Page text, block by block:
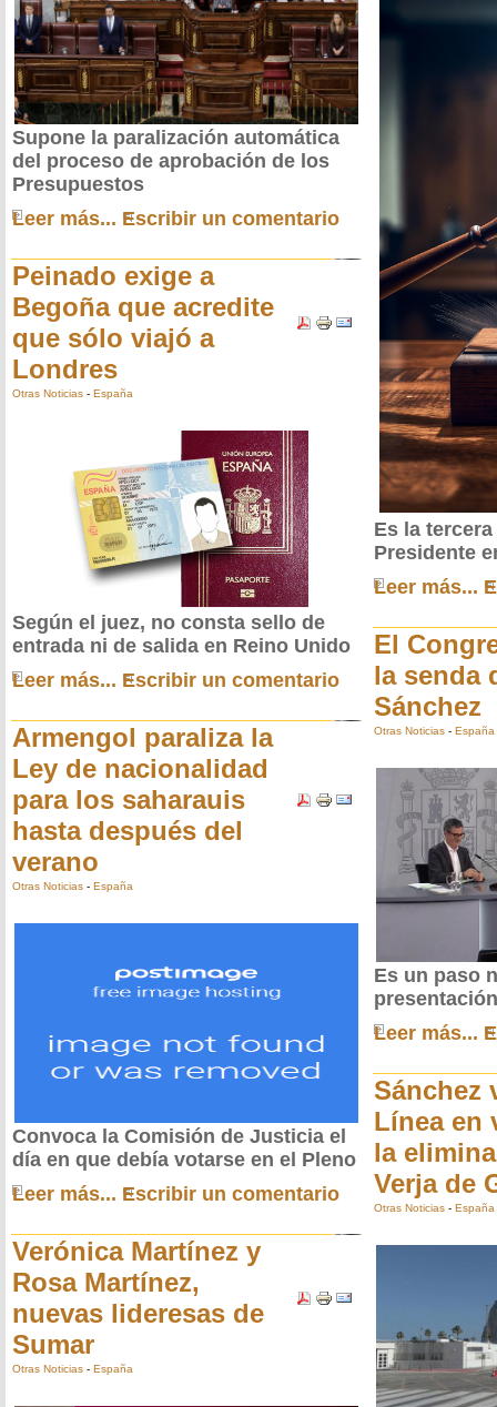
Supone la paralización automática
del proceso de aprobación de los
Presupuestos
Leer más... Escribir un comentario
Peinado exige a
Begoña que acredite
que sólo viajó a
Londres
Otras Noticias - España
Según el juez, no consta sello de
entrada ni de salida en Reino Unido
Leer más... Escribir un comentario
Armengol paraliza la
Ley de nacionalidad
para los saharauis
hasta después del
verano
Otras Noticias - España
Convoca la Comisión de Justicia el
día en que debía votarse en el Pleno
Leer más... Escribir un comentario
Verónica Martínez y
Rosa Martínez,
nuevas lideresas de
Sumar
Otras Noticias - España
Es la
Presidente
Leer más...
El
la senda
Sánchez
Otras Noticias - España
Es un paso
Leer más...
Sánchez
Línea en
la
Verja de
Otras Noticias - España